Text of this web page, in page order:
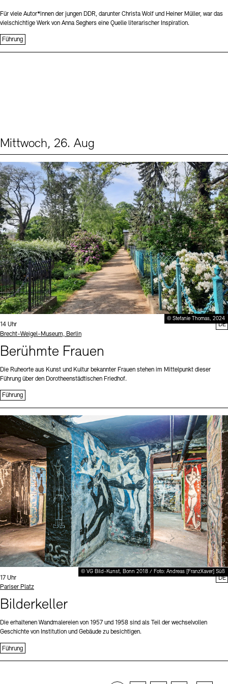
Für viele Autor*innen der jungen DDR, darunter Christa Wolf und Heiner Müller, war das
vielschichtige Werk von Anna Seghers eine Quelle literarischer Inspiration.
Führung
Mittwoch, 26. Aug
© Stefanie Thomas, 2024
Uhrzeit:
14 Uhr
Standort
Brecht-Weigel-Museum, Berlin
Berühmte Frauen
Die Ruheorte aus Kunst und Kultur bekannter Frauen stehen im Mittelpunkt dieser
Führung über den Dorotheenstädtischen Friedhof.
Führung
DE
© VG Bild-Kunst, Bonn 2018 / Foto: Andreas [FranzXaver] Süß
Uhrzeit:
17 Uhr
Standort
Pariser Platz
Bilderkeller
Die erhaltenen Wandmalereien von 1957 und 1958 sind als Teil der wechselvollen
Geschichte von Institution und Gebäude zu besichtigen.
Führung
DE